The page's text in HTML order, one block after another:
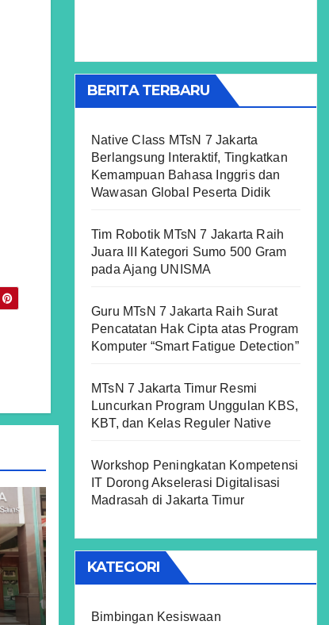
BERITA TERBARU
Native Class MTsN 7 Jakarta
Berlangsung Interaktif, Tingkatkan
Kemampuan Bahasa Inggris dan
Wawasan Global Peserta Didik
Tim Robotik MTsN 7 Jakarta Raih
Juara III Kategori Sumo 500 Gram
pada Ajang UNISMA
Guru MTsN 7 Jakarta Raih Surat
Pencatatan Hak Cipta atas Program
Komputer “Smart Fatigue Detection”
MTsN 7 Jakarta Timur Resmi
Luncurkan Program Unggulan KBS,
KBT, dan Kelas Reguler Native
Workshop Peningkatan Kompetensi
IT Dorong Akselerasi Digitalisasi
Madrasah di Jakarta Timur
KATEGORI
Bimbingan Kesiswaan